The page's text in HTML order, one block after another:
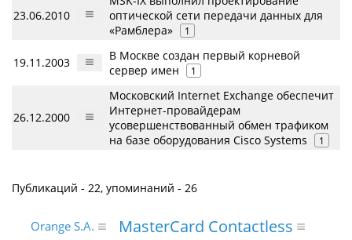
23.06.2010
оптической сети передачи данных для
«Рамблера»
1
19.11.2003
В Москве создан первый корневой
сервер имен
1
26.12.2000
Московский Internet Exchange обеспечит
Интернет-провайдерам
усовершенствованный обмен трафиком
на базе оборудования Cisco Systems
1
Публикаций - 22, упоминаний - 26
MasterCard Contactless
Orange S.A.